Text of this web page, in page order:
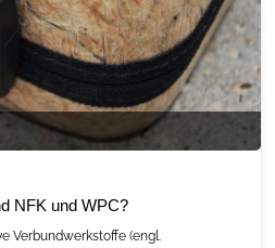
NFK und WPC?
Verbundwerkstoffe (engl.